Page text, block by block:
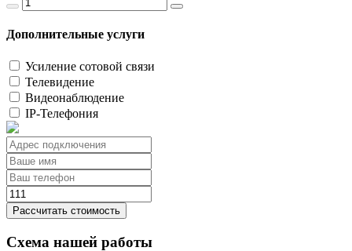
Дополнительные услуги
Усиление сотовой связи
Телевидение
Видеонаблюдение
IP-Телефония
Рассчитать стоимость
Схема нашей работы